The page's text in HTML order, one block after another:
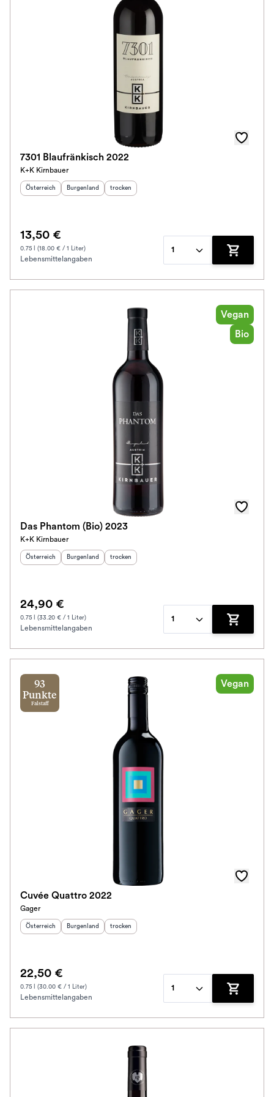
7301 Blaufränkisch 2022
K+K Kirnbauer
Herkunftsland
Österreich Herkunftsregion:
Burgenland Geschmack
trocken
13,50 €
0.75 l (18.00 € / 1 Liter)
Lebensmittelangaben
1
Zum
Vegan
Bio
Das Phantom (Bio) 2023
K+K Kirnbauer
Herkunftsland
Österreich Herkunftsregion:
Burgenland Geschmack
trocken
24,90 €
0.75 l (33.20 € / 1 Liter)
Lebensmittelangaben
1
Zum
93
Punkte
Falstaff
Vegan
Cuvée Quattro 2022
Gager
Herkunftsland
Österreich Herkunftsregion:
Burgenland Geschmack
trocken
22,50 €
0.75 l (30.00 € / 1 Liter)
Lebensmittelangaben
1
Zum